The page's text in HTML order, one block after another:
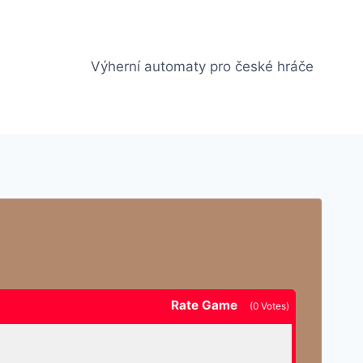
Výherní automaty pro české hráče
Rate Game (0 Votes)